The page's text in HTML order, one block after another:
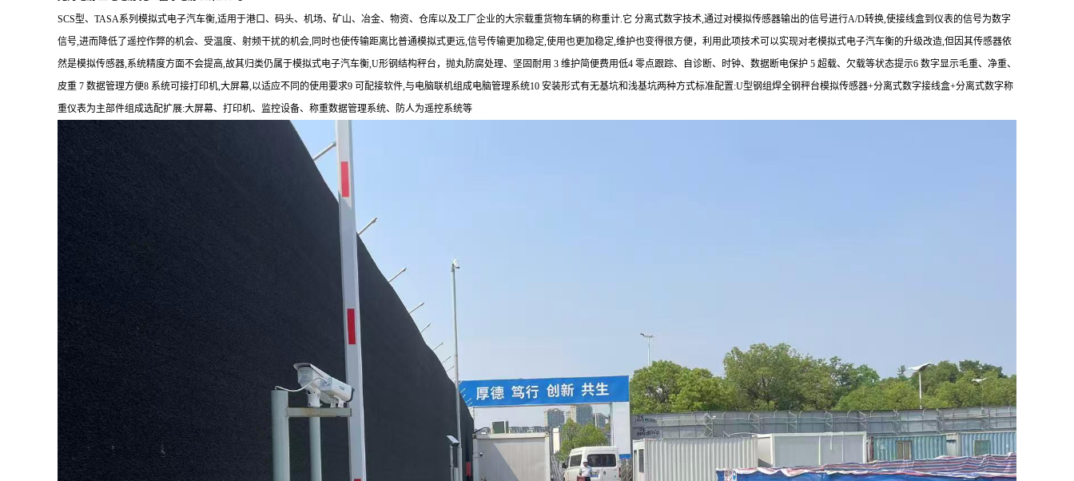
SCS型、 TASA系列模拟式电子汽车衡,适用于港口、码头、机场、矿山、冶金、物资、仓库以及工厂企业的大宗载重货物车辆的称重计.它 分离式数字技术,通过对模拟传感器输出的信号进行A/D转换,使接线盒到仪表的信号为数字
信号,进而降低了遥控作弊的机会、受温度、射频干扰的机会, 同时也使传输距离比普通模拟式更远,信号传输更加稳定,使用也更加稳定,维护也变得很方便，利用此项技术可以实现对老模拟式电子汽车衡的升级改造,但因其传感器依
然是模拟传感器,系统精度方面不会提高,故其归类仍属于模拟式电子汽车衡,U形钢结构秤台，抛丸防腐处理、坚固耐用 3 维护简便费用低4 零点跟踪、自诊断、时钟、数据断电保护 5 超载、欠载等状态提示6 数字显示毛重、净重、
皮重 7 数据管理方便8 系统可接打印机,大屏幕,以适应不同的使用要求9 可配接软件,与电脑联机组成电脑管理系统10 安装形式有无基坑和浅基坑两种方式标准配置:U型钢组焊全钢秤台模拟传感器+分离式数字接线盒+分离式数字称
重仪表为主部件组成选配扩展:大屏幕、打印机、监控设备、称重数据管理系统、防人为遥控系统等